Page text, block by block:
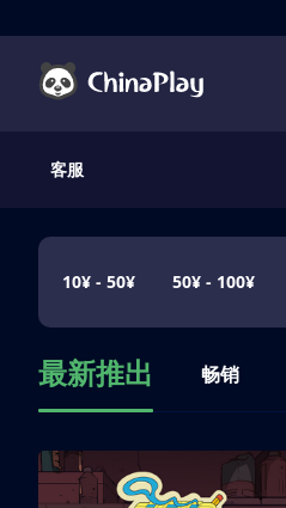
客服
10¥ - 50¥ 50¥ - 100¥
最新推出 畅销